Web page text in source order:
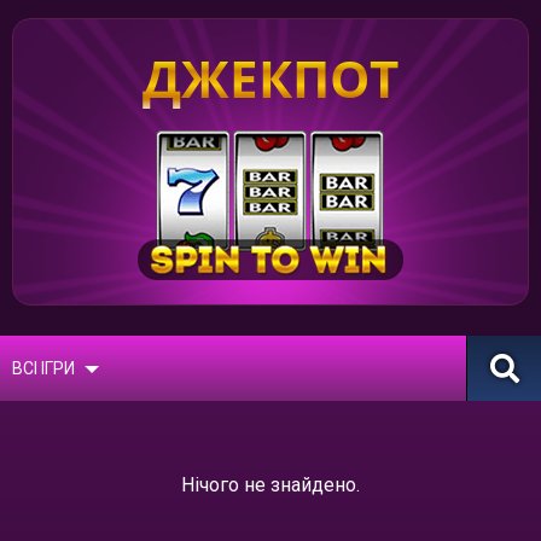
ДЖЕКПОТ
ВСІ ІГРИ
Нічого не знайдено.